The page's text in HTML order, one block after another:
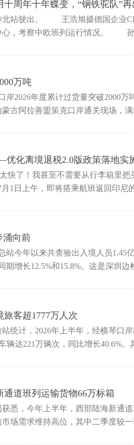
周年十年蝶变，“钢铁驼队”
北站驶出。 王浩旭摄德国企业
心，考察中欧班列运行情况。 孙
万吨
岸2026年度累计过货量突破2000万
古阿拉善盟策克口岸通关现场，
化离境退税2.0版政策落地实
了！我甚至不需要从行李箱里把
1日上午，即将搭乘航班返回印尼
涌向前
站今年以来共查验出入境人员1.45
期增长12.5%和15.8%。这是深圳
客超1777万人次
统计，2026年上半年，经横琴口
辆达221万辆次，同比增长40.6%
道班列运输货物66万标箱
悉，今年上半年，西部陆海新通
场需求维持高位，其中二季度较